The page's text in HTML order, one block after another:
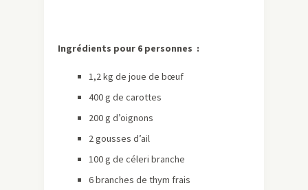
Ingrédients pour 6 personnes :
1,2 kg de joue de bœuf
400 g de carottes
200 g d’oignons
2 gousses d’ail
100 g de céleri branche
6 branches de thym frais